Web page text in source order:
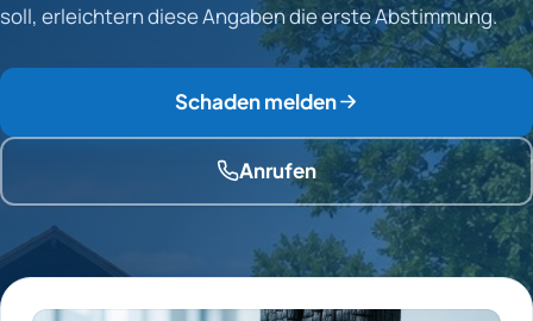
soll, erleichtern diese Angaben die erste Abstimmung.
Schaden melden
Anrufen